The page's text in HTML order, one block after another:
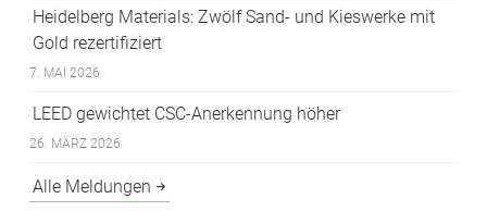
Heidelberg Materials: Zwölf Sand- und Kieswerke mit
Gold rezertifiziert
7. MAI 2026
LEED gewichtet CSC-Anerkennung höher
26. MÄRZ 2026
Alle Meldungen